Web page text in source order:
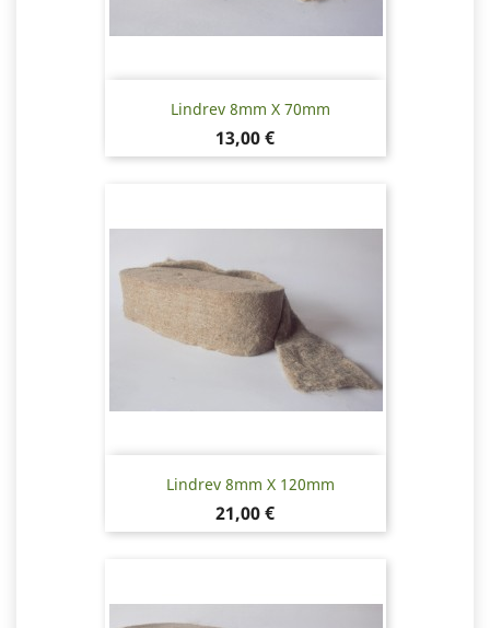
Lindrev 8mm X 70mm
Pris
13,00 €
Lindrev 8mm X 120mm
Pris
21,00 €